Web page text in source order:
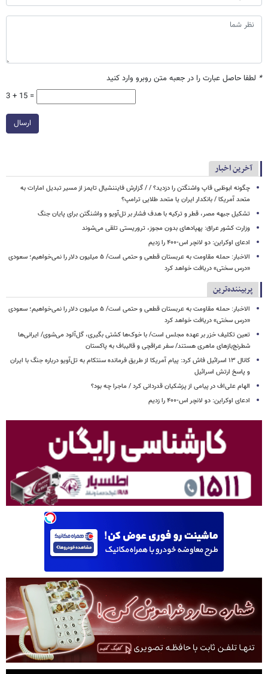
* لطفا حاصل عبارت را در جعبه متن روبرو وارد کنید
3 + 15 =
ارسال
آخرین اخبار
چگونه ابوظبی قاپ واشنگتن را دزدید؟ / / گزارش فایننشیال تایمز از مسیر تبدیل امارات به
متحد آمریکا / بانکدار ایران یا متحد طلایی ترامپ؟
تشکیل جبهه‌ مصر، قطر و ترکیه با هدف فشار بر تل‌آویو و واشنگتن برای پایان جنگ
وزارت کشور عراق: پهپادهای بدون مجوز، تروریستی تلقی می‌شوند
ادعای اوکراین: دو لانچر اس-۴۰۰ را زدیم
الاخبار: حمله مقاومت به عربستان قطعی و حتمی است/ ۵ میلیون دلار را نمی‌خواهیم؛ سعودی
«درس سختی» دریافت خواهد کرد
پربیننده‌ترین
الاخبار: حمله مقاومت به عربستان قطعی و حتمی است/ ۵ میلیون دلار را نمی‌خواهیم؛ سعودی
«درس سختی» دریافت خواهد کرد
تعین تکلیف خزر بر عهده مجلس است/ با خوک‌ها کشتی بگیری، گل‌آلود می‌شوی/ ایرانی‌ها
شطرنج‌بازهای ماهری هستند/ سفر عراقچی و قالیباف به پاکستان
کانال ۱۳ اسرائیل فاش کرد: پیام آمریکا از طریق فرمانده سنتکام به تل‌آویو درباره جنگ با ایران
و پاسخ ارتش اسرائیل
الهام علی‌اف در پیامی از پزشکیان قدردانی کرد / ماجرا چه بود؟
ادعای اوکراین: دو لانچر اس-۴۰۰ را زدیم